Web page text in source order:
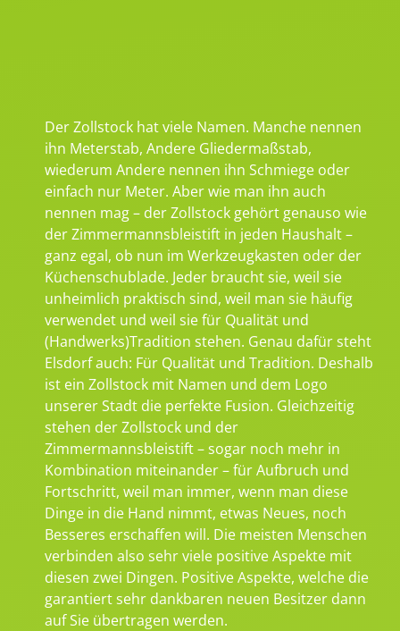
Der Zollstock hat viele Namen. Manche nennen
ihn Meterstab, Andere Gliedermaßstab,
wiederum Andere nennen ihn Schmiege oder
einfach nur Meter. Aber wie man ihn auch
nennen mag – der Zollstock gehört genauso wie
der Zimmermannsbleistift in jeden Haushalt –
ganz egal, ob nun im Werkzeugkasten oder der
Küchenschublade. Jeder braucht sie, weil sie
unheimlich praktisch sind, weil man sie häufig
verwendet und weil sie für Qualität und
(Handwerks)Tradition stehen. Genau dafür steht
Elsdorf auch: Für Qualität und Tradition. Deshalb
ist ein Zollstock mit Namen und dem Logo
unserer Stadt die perfekte Fusion. Gleichzeitig
stehen der Zollstock und der
Zimmermannsbleistift – sogar noch mehr in
Kombination miteinander – für Aufbruch und
Fortschritt, weil man immer, wenn man diese
Dinge in die Hand nimmt, etwas Neues, noch
Besseres erschaffen will. Die meisten Menschen
verbinden also sehr viele positive Aspekte mit
diesen zwei Dingen. Positive Aspekte, welche die
garantiert sehr dankbaren neuen Besitzer dann
auf Sie übertragen werden.